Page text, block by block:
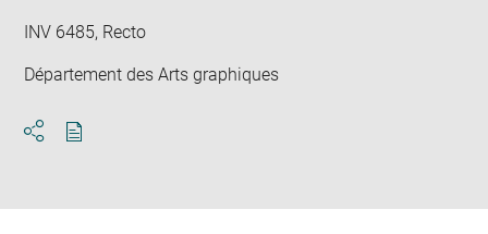
INV 6485, Recto
Département des Arts graphiques